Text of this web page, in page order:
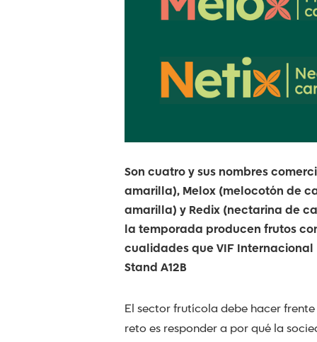
Son cuatro y sus nombres
amarilla), Melox (melocotón de
amarilla) y Redix (nectarina de
la temporada producen frutos
cualidades que VIF
Stand A12B
El sector frutícola debe hacer
reto es responder a por qué la